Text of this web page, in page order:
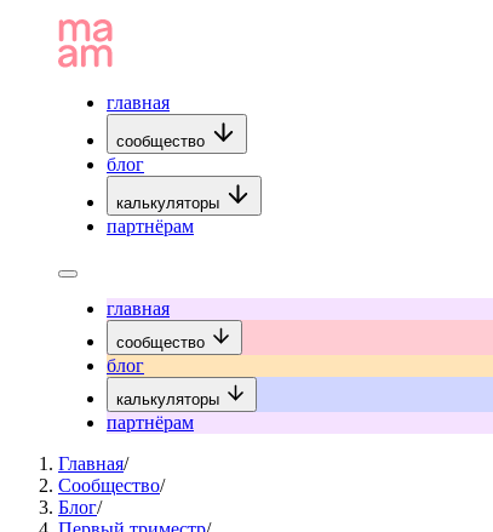
главная
сообщество
блог
калькуляторы
партнёрам
главная
сообщество
блог
калькуляторы
партнёрам
Главная/
Сообщество/
Блог/